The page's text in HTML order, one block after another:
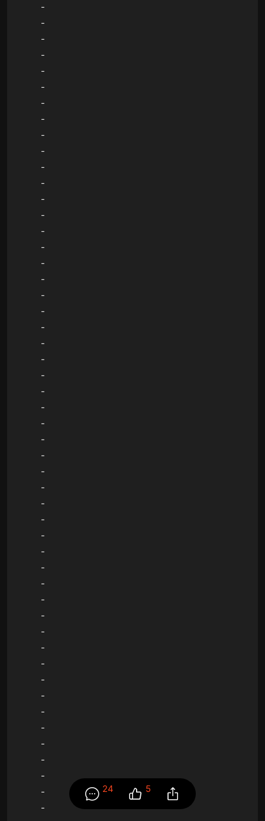
-
-
-
-
-
-
-
-
-
-
-
-
-
-
-
-
-
-
-
-
-
-
-
-
-
-
-
-
-
-
-
-
-
-
-
-
-
-
-
-
-
-
-
-
-
-
-
-
-
-
-
24 5